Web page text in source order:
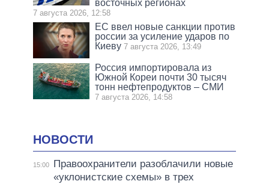
восточных регионах
7 августа 2026, 12:58
ЕС ввел новые санкции против
россии за усиление ударов по
Киеву 7 августа 2026, 13:49
Россия импортировала из
Южной Кореи почти 30 тысяч
тонн нефтепродуктов – СМИ
7 августа 2026, 14:58
НОВОСТИ
15:00
Правоохранители разоблачили новые
«уклонистские схемы» в трех